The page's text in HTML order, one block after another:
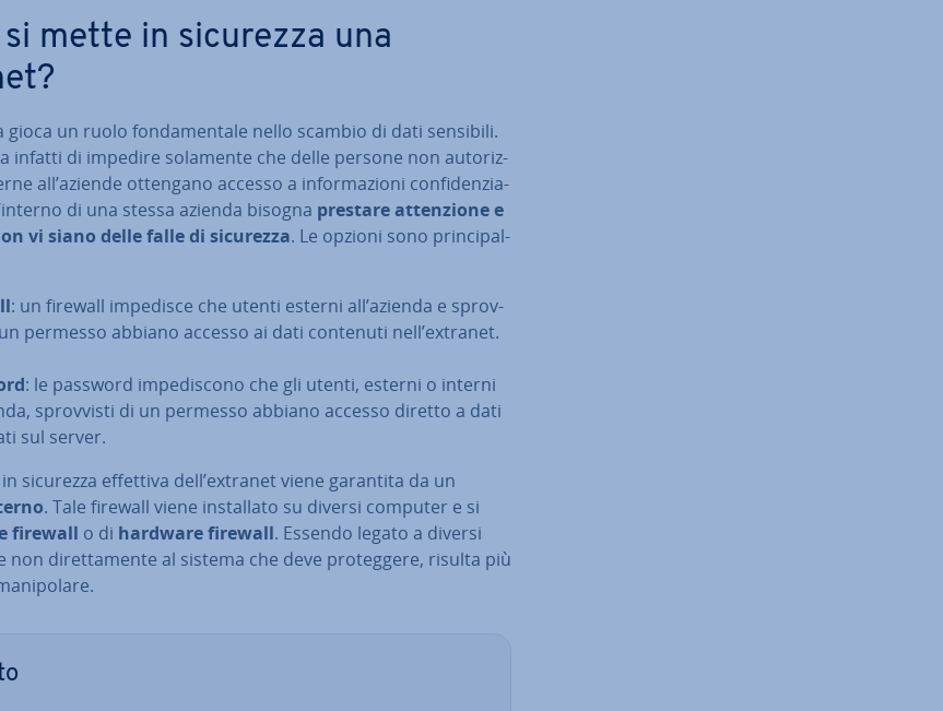
si mette in sicurezza una
gioca un ruolo fon­da­men­ta­le nello scambio di dati sensibili.
infatti di impedire solamente che delle persone non au­to­riz­
all’aziende ottengano accesso a in­for­ma­zio­ni con­fi­den­zia­
di una stessa azienda bisogna prestare at­ten­zio­ne e
vi siano delle falle di sicurezza. Le opzioni sono prin­ci­pal­
: un firewall impedisce che utenti esterni all’azienda e sprov­
permesso abbiano accesso ai dati contenuti nell’extranet.
: le password im­pe­di­sco­no che gli utenti, esterni o interni
sprov­vi­sti di un permesso abbiano accesso diretto a dati
sul server.
sicurezza effettiva dell’extranet viene garantita da un
. Tale firewall viene in­stal­la­to su diversi computer e si
firewall o di hardware firewall. Essendo legato a diversi
non di­ret­ta­men­te al sistema che deve pro­teg­ge­re, risulta più